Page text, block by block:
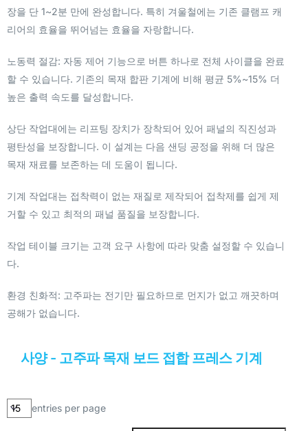
장을 단 1~2분 만에 완성합니다. 특히 겨울철에는 기존 클램프 캐
리어의 효율을 뛰어넘는 효율을 자랑합니다.
노동력 절감: 자동 제어 기능으로 버튼 하나로 전체 사이클을 완료
할 수 있습니다. 기존의 목재 합판 기계에 비해 평균 5%~15% 더
높은 출력 속도를 달성합니다.
상단 작업대에는 리프팅 장치가 장착되어 있어 패널의 직진성과
평탄성을 보장합니다. 이 설계는 다음 샌딩 공정을 위해 더 많은
목재 재료를 보존하는 데 도움이 됩니다.
기계 작업대는 접착력이 없는 재질로 제작되어 접착제를 쉽게 제
거할 수 있고 최적의 패널 품질을 보장합니다.
작업 테이블 크기는 고객 요구 사항에 따라 맞춤 설정할 수 있습니
다.
환경 친화적: 고주파는 전기만 필요하므로 먼지가 없고 깨끗하며
공해가 없습니다.
사양 - 고주파 목재 보드 접합 프레스 기계
entries per page